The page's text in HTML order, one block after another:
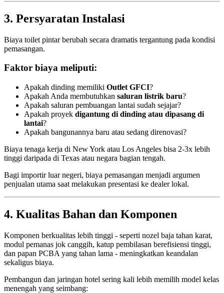
3. Persyaratan Instalasi
Biaya toilet pintar berubah secara dramatis tergantung pada kondisi
pemasangan.
Faktor biaya meliputi:
Apakah dinding memiliki Outlet GFCI?
Apakah Anda membutuhkan saluran listrik baru?
Apakah saluran pembuangan lantai sudah sejajar?
Apakah proyek digantung di dinding atau dipasang di
lantai?
Apakah bangunannya baru atau sedang direnovasi?
Biaya tenaga kerja di New York atau Los Angeles bisa 2-3x lebih
tinggi daripada di Texas atau negara bagian tengah.
Bagi importir luar negeri, biaya pemasangan menjadi argumen
penjualan utama saat melakukan presentasi ke dealer lokal.
4. Kualitas Bahan dan Komponen
Komponen berkualitas lebih tinggi - seperti nozel baja tahan karat,
modul pemanas jok canggih, katup pembilasan berefisiensi tinggi,
dan papan PCBA yang tahan lama - meningkatkan keandalan
sekaligus biaya.
Pembangun dan jaringan hotel sering kali lebih memilih model kelas
menengah yang seimbang: